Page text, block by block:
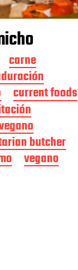
carne
current foods
butcher
vegano